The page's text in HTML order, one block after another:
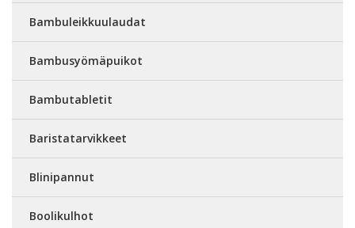
Bambuleikkuulaudat
Bambusyömäpuikot
Bambutabletit
Baristatarvikkeet
Blinipannut
Boolikulhot